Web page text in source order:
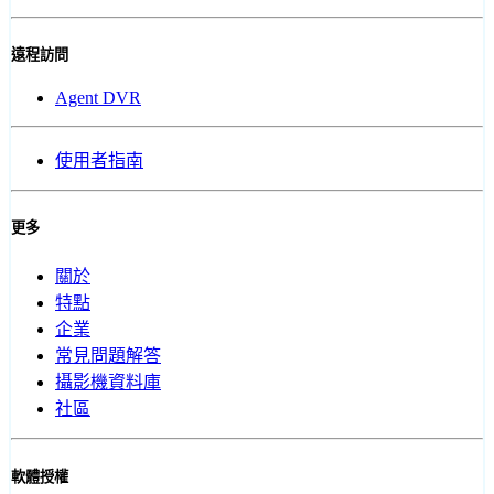
遠程訪問
Agent DVR
使用者指南
更多
關於
特點
企業
常見問題解答
攝影機資料庫
社區
軟體授權